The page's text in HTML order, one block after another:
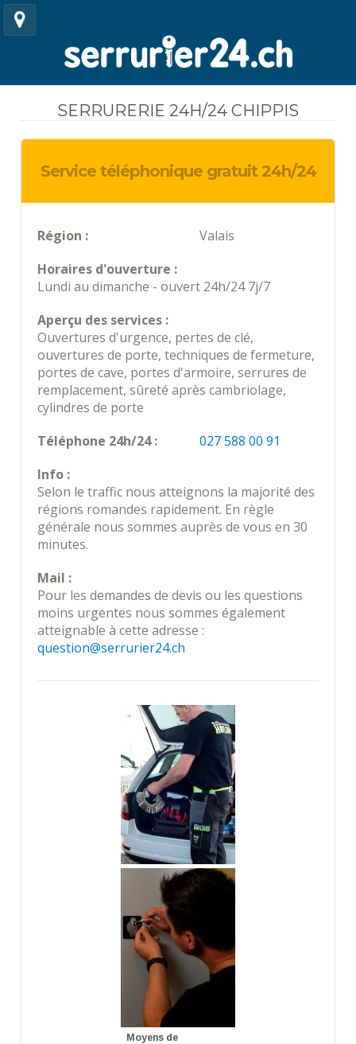
SERRURERIE 24H/24 CHIPPIS
Service téléphonique gratuit 24h/24
Région :
Valais
Horaires d'ouverture :
Lundi au dimanche - ouvert 24h/24 7j/7
Aperçu des services :
Ouvertures d'urgence, pertes de clé,
ouvertures de porte, techniques de fermeture,
portes de cave, portes d'armoire, serrures de
remplacement, sûreté après cambriolage,
cylindres de porte
Téléphone 24h/24 :
027 588 00 91
Info :
Selon le traffic nous atteignons la majorité des
régions romandes rapidement. En règle
générale nous sommes auprès de vous en 30
minutes.
Mail :
Pour les demandes de devis ou les questions
moins urgentes nous sommes également
atteignable à cette adresse :
question@serrurier24.ch
Moyens de